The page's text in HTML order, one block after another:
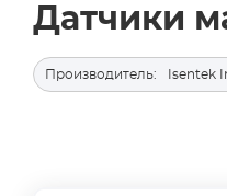
Датчики
Производитель: Isentek